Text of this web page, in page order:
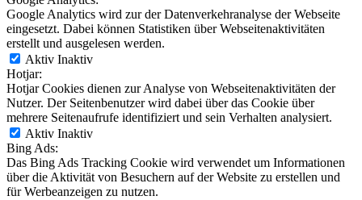
Google Analytics wird zur der Datenverkehranalyse der Webseite
eingesetzt. Dabei können Statistiken über Webseitenaktivitäten
erstellt und ausgelesen werden.
Aktiv Inaktiv
Hotjar:
Hotjar Cookies dienen zur Analyse von Webseitenaktivitäten der
Nutzer. Der Seitenbenutzer wird dabei über das Cookie über
mehrere Seitenaufrufe identifiziert und sein Verhalten analysiert.
Aktiv Inaktiv
Bing Ads:
Das Bing Ads Tracking Cookie wird verwendet um Informationen
über die Aktivität von Besuchern auf der Website zu erstellen und
für Werbeanzeigen zu nutzen.